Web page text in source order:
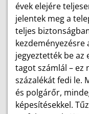
évek elejére
jelentek meg a
teljes
jegyeztették be az
tagot számlál – ez
százalékát fedi le.
és polgárőr,
képesítésekkel.